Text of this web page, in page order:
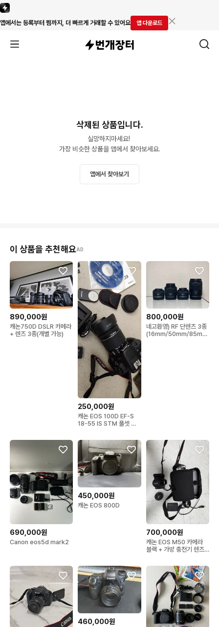
앱에서는 등록부터 찜까지, 더 빠르게 거래할 수 있어요 앱 다운로드
삭제된 상품입니다.
실망하지마세요!
가장 비슷한 상품을 앱에서 찾아보세요.
앱에서 찾아보기
이 상품을 추천해요AD
890,000원
캐논750D DSLR 카메라
+ 렌즈 3종(개별 가능)
250,000원
캐논 EOS 100D EF-S
18-55 IS STM 풀셋 팝
800,000원
네고환영) RF 단렌즈 3종
(16mm/50mm/85mm
690,000원
Canon eos5d mark2
450,000원
캐논 EOS 800D
700,000원
캐논 EOS M50 카메라
블랙 + 가방 충전기 렌즈
460,000원